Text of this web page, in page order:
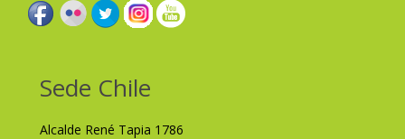
Sede Chile
Alcalde René Tapia 1786